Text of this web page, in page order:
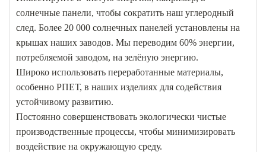
солнечные панели, чтобы сократить наш углеродный
след. Более 20 000 солнечных панелей установлены на
крышах наших заводов. Мы переводим 60% энергии,
потребляемой заводом, на зелёную энергию.
Широко использовать переработанные материалы,
особенно РПЕТ, в наших изделиях для содействия
устойчивому развитию.
Постоянно совершенствовать экологически чистые
производственные процессы, чтобы минимизировать
воздействие на окружающую среду.